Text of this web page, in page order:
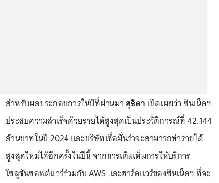
สำหรับผลประกอบการในปีที่ผ่านมาสุธิดา เปิดเผยว่า ซินเน็คฯ
ประสบความสำเร็จด้วยรายได้สูงสุดเป็นประวัติการณ์ที่ 42,144
ล้านบาทในปี 2024 และบริษัทเชื่อมั่นว่าจะสามารถทำรายได้
สูงสุดใหม่ได้อีกครั้งในปีนี้ จากการเติมเต็มการให้บริการ
โซลูชันซอฟต์แวร์ร่วมกับ AWS และฮาร์ดแวร์ของซินเน็คฯ ที่จะ